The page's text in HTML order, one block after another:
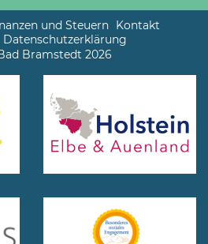
und Steuern Kontakt
Datenschutzerklärung
Bramstedt 2026